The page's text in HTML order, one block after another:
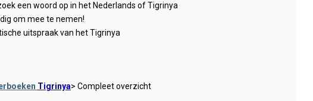
een woord op in het Nederlands of Tigrinya
om mee te nemen!
uitspraak van het Tigrinya
Tigrinya> Compleet overzicht